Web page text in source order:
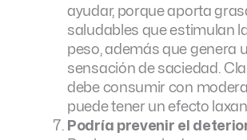
ayudar, porque aporta
saludables que estimulan
peso, además que genera
sensación de saciedad.
debe consumir con
puede tener un efecto
Podría prevenir el